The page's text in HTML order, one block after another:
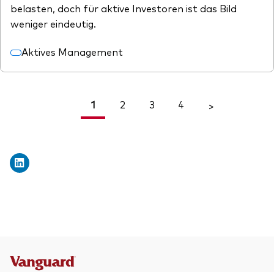
belasten, doch für aktive Investoren ist das Bild
weniger eindeutig.
Aktives Management
1 2 3 4 >